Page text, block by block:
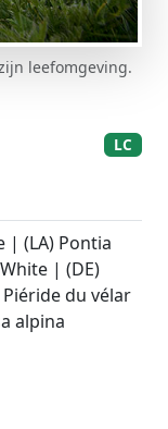
leefomgeving.
LC
| (LA) Pontia
| (DE)
du vélar
alpina